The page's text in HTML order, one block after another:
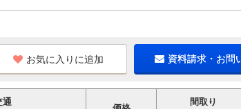
お気に入りに追加 資料請求・お問
通 間取り